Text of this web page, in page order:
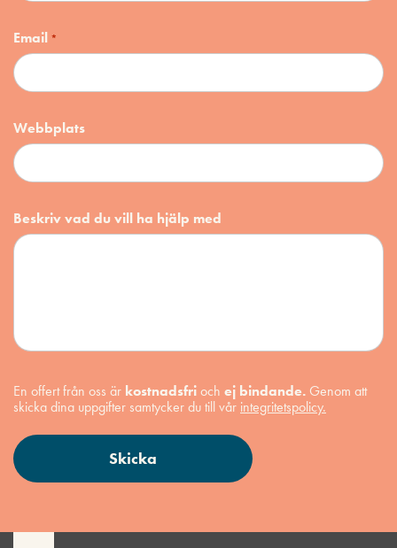
Email *
Webbplats
Beskriv vad du vill ha hjälp med
En offert från oss är kostnadsfrioch ej bindande. Genom att
skicka dina uppgifter samtycker du till vår integritetspolicy.